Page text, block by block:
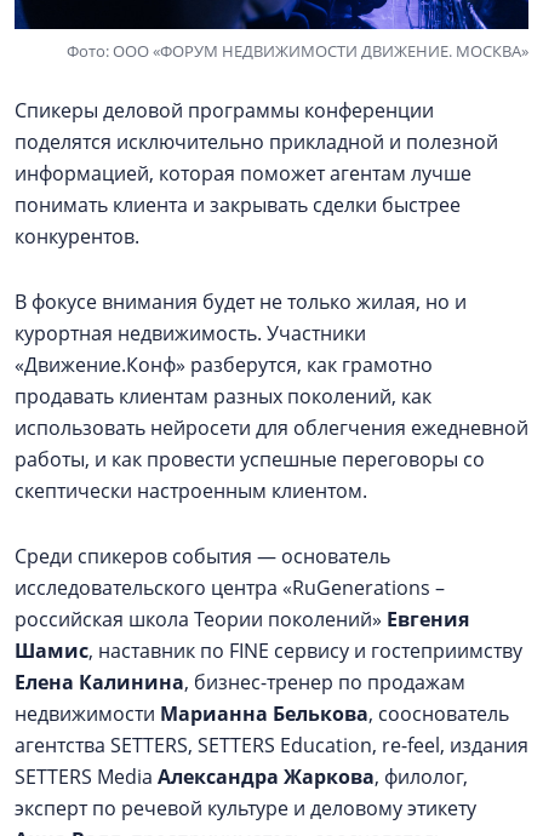
Фото: ООО «ФОРУМ НЕДВИЖИМОСТИ ДВИЖЕНИЕ. МОСКВА»
Спикеры деловой программы конференции
поделятся исключительно прикладной и полезной
информацией, которая поможет агентам лучше
понимать клиента и закрывать сделки быстрее
конкурентов.
В фокусе внимания будет не только жилая, но и
курортная недвижимость. Участники
«Движение.Конф» разберутся, как грамотно
продавать клиентам разных поколений, как
использовать нейросети для облегчения ежедневной
работы, и как провести успешные переговоры со
скептически настроенным клиентом.
Среди спикеров события — основатель
исследовательского центра «RuGenerations –
российская школа Теории поколений» Евгения
Шамис, наставник по FINE сервису и гостеприимству
Елена Калинина, бизнес-тренер по продажам
недвижимости Марианна Белькова, сооснователь
агентства SETTERS, SETTERS Education, re-feel, издания
SETTERS Media Александра Жаркова, филолог,
эксперт по речевой культуре и деловому этикету